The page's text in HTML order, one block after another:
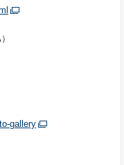
gallery